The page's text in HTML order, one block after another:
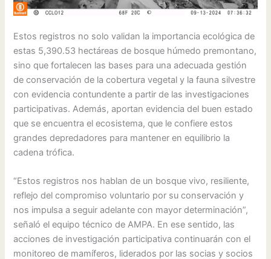
Estos registros no solo validan la importancia ecológica de
estas 5,390.53 hectáreas de bosque húmedo premontano,
sino que fortalecen las bases para una adecuada gestión
de conservación de la cobertura vegetal y la fauna silvestre
con evidencia contundente a partir de las investigaciones
participativas. Además, aportan evidencia del buen estado
que se encuentra el ecosistema, que le confiere estos
grandes depredadores para mantener en equilibrio la
cadena trófica.
“Estos registros nos hablan de un bosque vivo, resiliente,
reflejo del compromiso voluntario por su conservación y
nos impulsa a seguir adelante con mayor determinación”,
señaló el equipo técnico de AMPA. En ese sentido, las
acciones de investigación participativa continuarán con el
monitoreo de mamíferos, liderados por las socias y socios